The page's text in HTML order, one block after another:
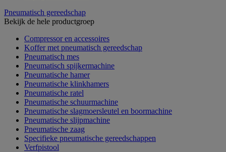
Pneumatisch gereedschap
Bekijk de hele productgroep
Compressor en accessoires
Koffer met pneumatisch gereedschap
Pneumatisch mes
Pneumatisch spijkermachine
Pneumatische hamer
Pneumatische klinkhamers
Pneumatische ratel
Pneumatische schuurmachine
Pneumatische slagmoersleutel en boormachine
Pneumatische slijpmachine
Pneumatische zaag
Specifieke pneumatische gereedschappen
Verfpistool